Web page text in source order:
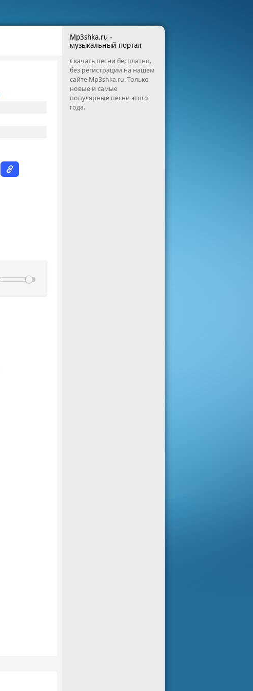
Mp3shka.ru -
музыкальный портал
Скачать песни бесплатно,
без регистрации на нашем
сайте Mp3shka.ru. Только
новые и самые
популярные песни этого
года.